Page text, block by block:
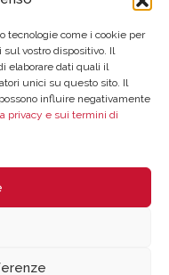
tecnologie come i cookie per
vostro dispositivo. Il
elaborare dati quali il
unici su questo sito. Il
influire negativamente
privacy e sui termini di